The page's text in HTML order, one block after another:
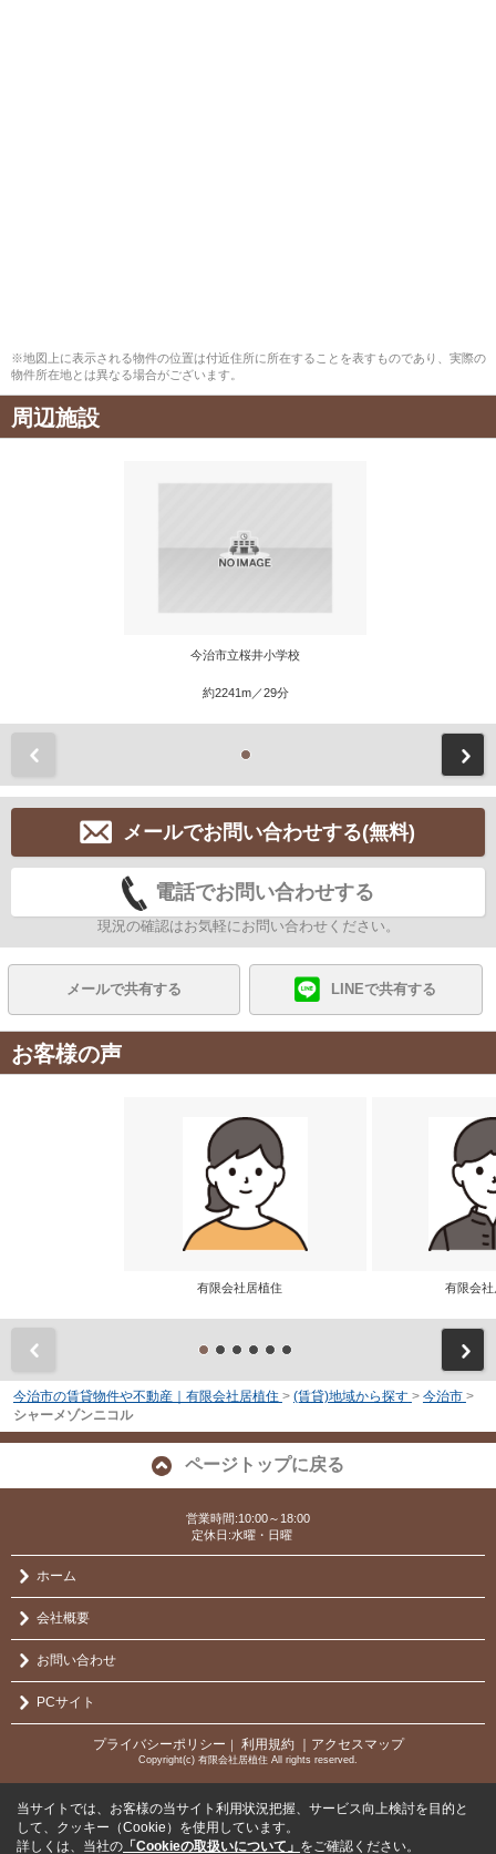
※地図上に表示される物件の位置は付近住所に所在することを表すものであり、実際の
物件所在地とは異なる場合がございます。
周辺施設
今治市立桜井小学校
約2241m／29分
メールでお問い合わせする(無料)
電話でお問い合わせする
現況の確認はお気軽にお問い合わせください。
メールで共有する LINEで共有する
お客様の声
有限会社居植住 有限会
今治市の賃貸物件や不動産｜有限会社居植住 > (賃貸)地域から探す > 今治市 >
シャーメゾンニコル
ページトップに戻る
営業時間:10:00～18:00
定休日:水曜・日曜
ホーム
会社概要
お問い合わせ
PCサイト
プライバシーポリシー 利用規約 ｜アクセスマップ
Copyright(c) 有限会社居植住 All rights reserved.
当サイトでは、お客様の当サイト利用状況把握、サービス向上検討を目的と
して、クッキー（Cookie）を使用しています。
詳しくは、当社の 「Cookieの取扱いについて」 をご確認ください。